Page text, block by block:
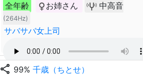
全年齢
お姉さん 中高音
(264Hz)
サバサバ女上司
share 99% 千歳（ちとせ）